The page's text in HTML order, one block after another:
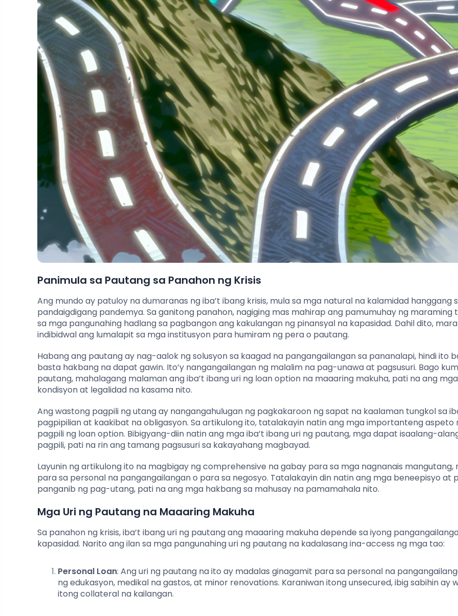
Panimula sa Pautang sa Panahon ng Krisis
Ang mundo ay patuloy na dumaranas ng iba’t ibang krisis, mula sa mga natural na kalamidad hanggang
pandaigdigang pandemya. Sa ganitong panahon, nagiging mas mahirap ang pamumuhay ng maraming
sa mga pangunahing hadlang sa pagbangon ang kakulangan ng pinansyal na kapasidad. Dahil dito,
indibidwal ang lumalapit sa mga institusyon para humiram ng pera o pautang.
Habang ang pautang ay nag-aalok ng solusyon sa kaagad na pangangailangan sa pananalapi, hindi ito
basta hakbang na dapat gawin. Ito’y nangangailangan ng malalim na pag-unawa at pagsusuri. Bago
pautang, mahalagang malaman ang iba’t ibang uri ng loan option na maaaring makuha, pati na ang mga
kondisyon at legalidad na kasama nito.
Ang wastong pagpili ng utang ay nangangahulugan ng pagkakaroon ng sapat na kaalaman tungkol sa
pagpipilian at kaakibat na obligasyon. Sa artikulong ito, tatalakayin natin ang mga importanteng aspeto
pagpili ng loan option. Bibigyang-diin natin ang mga iba’t ibang uri ng pautang, mga dapat isaalang-
pagpili, pati na rin ang tamang pagsusuri sa kakayahang magbayad.
Layunin ng artikulong ito na magbigay ng comprehensive na gabay para sa mga nagnanais mangutang,
para sa personal na pangangailangan o para sa negosyo. Tatalakayin din natin ang mga beneepisyo at
panganib ng pag-utang, pati na ang mga hakbang sa mahusay na pamamahala nito.
Mga Uri ng Pautang na Maaaring Makuha
Sa panahon ng krisis, iba’t ibang uri ng pautang ang maaaring makuha depende sa iyong
kapasidad. Narito ang ilan sa mga pangunahing uri ng pautang na kadalasang ina-access ng mga tao:
Personal Loan: Ang uri ng pautang na ito ay madalas ginagamit para sa personal na
ng edukasyon, medikal na gastos, at minor renovations. Karaniwan itong unsecured, ibig sabihin ay
itong collateral na kailangan.